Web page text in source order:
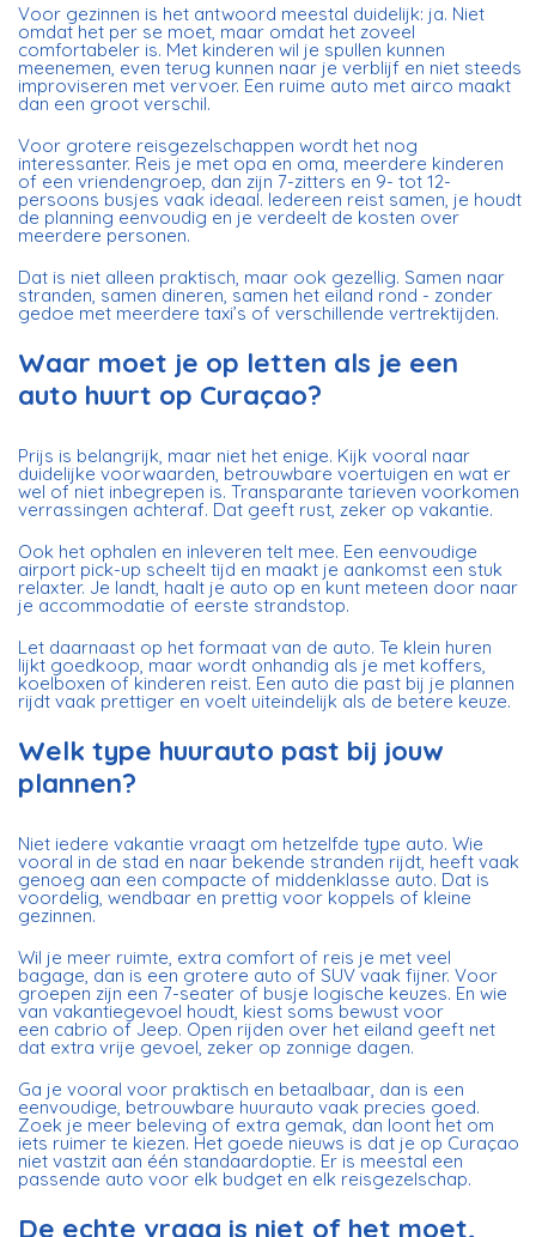
Voor gezinnen is het antwoord meestal duidelijk: ja. Niet
omdat het per se moet, maar omdat het zoveel
comfortabeler is. Met kinderen wil je spullen kunnen
meenemen, even terug kunnen naar je verblijf en niet steeds
improviseren met vervoer. Een ruime auto met airco maakt
dan een groot verschil.
Voor grotere reisgezelschappen wordt het nog
interessanter. Reis je met opa en oma, meerdere kinderen
of een vriendengroep, dan zijn 7-zitters en 9- tot 12-
persoons busjes vaak ideaal. Iedereen reist samen, je houdt
de planning eenvoudig en je verdeelt de kosten over
meerdere personen.
Dat is niet alleen praktisch, maar ook gezellig. Samen naar
stranden, samen dineren, samen het eiland rond - zonder
gedoe met meerdere taxi’s of verschillende vertrektijden.
Waar moet je op letten als je een
auto huurt op Curaçao?
Prijs is belangrijk, maar niet het enige. Kijk vooral naar
duidelijke voorwaarden, betrouwbare voertuigen en wat er
wel of niet inbegrepen is. Transparante tarieven voorkomen
verrassingen achteraf. Dat geeft rust, zeker op vakantie.
Ook het ophalen en inleveren telt mee. Een eenvoudige
airport pick-up scheelt tijd en maakt je aankomst een stuk
relaxter. Je landt, haalt je auto op en kunt meteen door naar
je accommodatie of eerste strandstop.
Let daarnaast op het formaat van de auto. Te klein huren
lijkt goedkoop, maar wordt onhandig als je met koffers,
koelboxen of kinderen reist. Een auto die past bij je plannen
rijdt vaak prettiger en voelt uiteindelijk als de betere keuze.
Welk type huurauto past bij jouw
plannen?
Niet iedere vakantie vraagt om hetzelfde type auto. Wie
vooral in de stad en naar bekende stranden rijdt, heeft vaak
genoeg aan een compacte of middenklasse auto. Dat is
voordelig, wendbaar en prettig voor koppels of kleine
gezinnen.
Wil je meer ruimte, extra comfort of reis je met veel
bagage, dan is een grotere auto of SUVvaak fijner. Voor
groepen zijn een 7-seater of busje logische keuzes. En wie
van vakantiegevoel houdt, kiest soms bewust voor
een cabrio of Jeep. Open rijden over het eiland geeft net
dat extra vrije gevoel, zeker op zonnige dagen.
Ga je vooral voor praktisch en betaalbaar, dan is een
eenvoudige, betrouwbare huurauto vaak precies goed.
Zoek je meer beleving of extra gemak, dan loont het om
iets ruimer te kiezen. Het goede nieuws is dat je op Curaçao
niet vastzit aan één standaardoptie. Er is meestal een
passende auto voor elk budget en elk reisgezelschap.
De echte vraag is niet of het moet,